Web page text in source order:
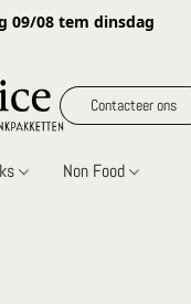
09/08 tem dinsdag
Contacteer ons
Non Food